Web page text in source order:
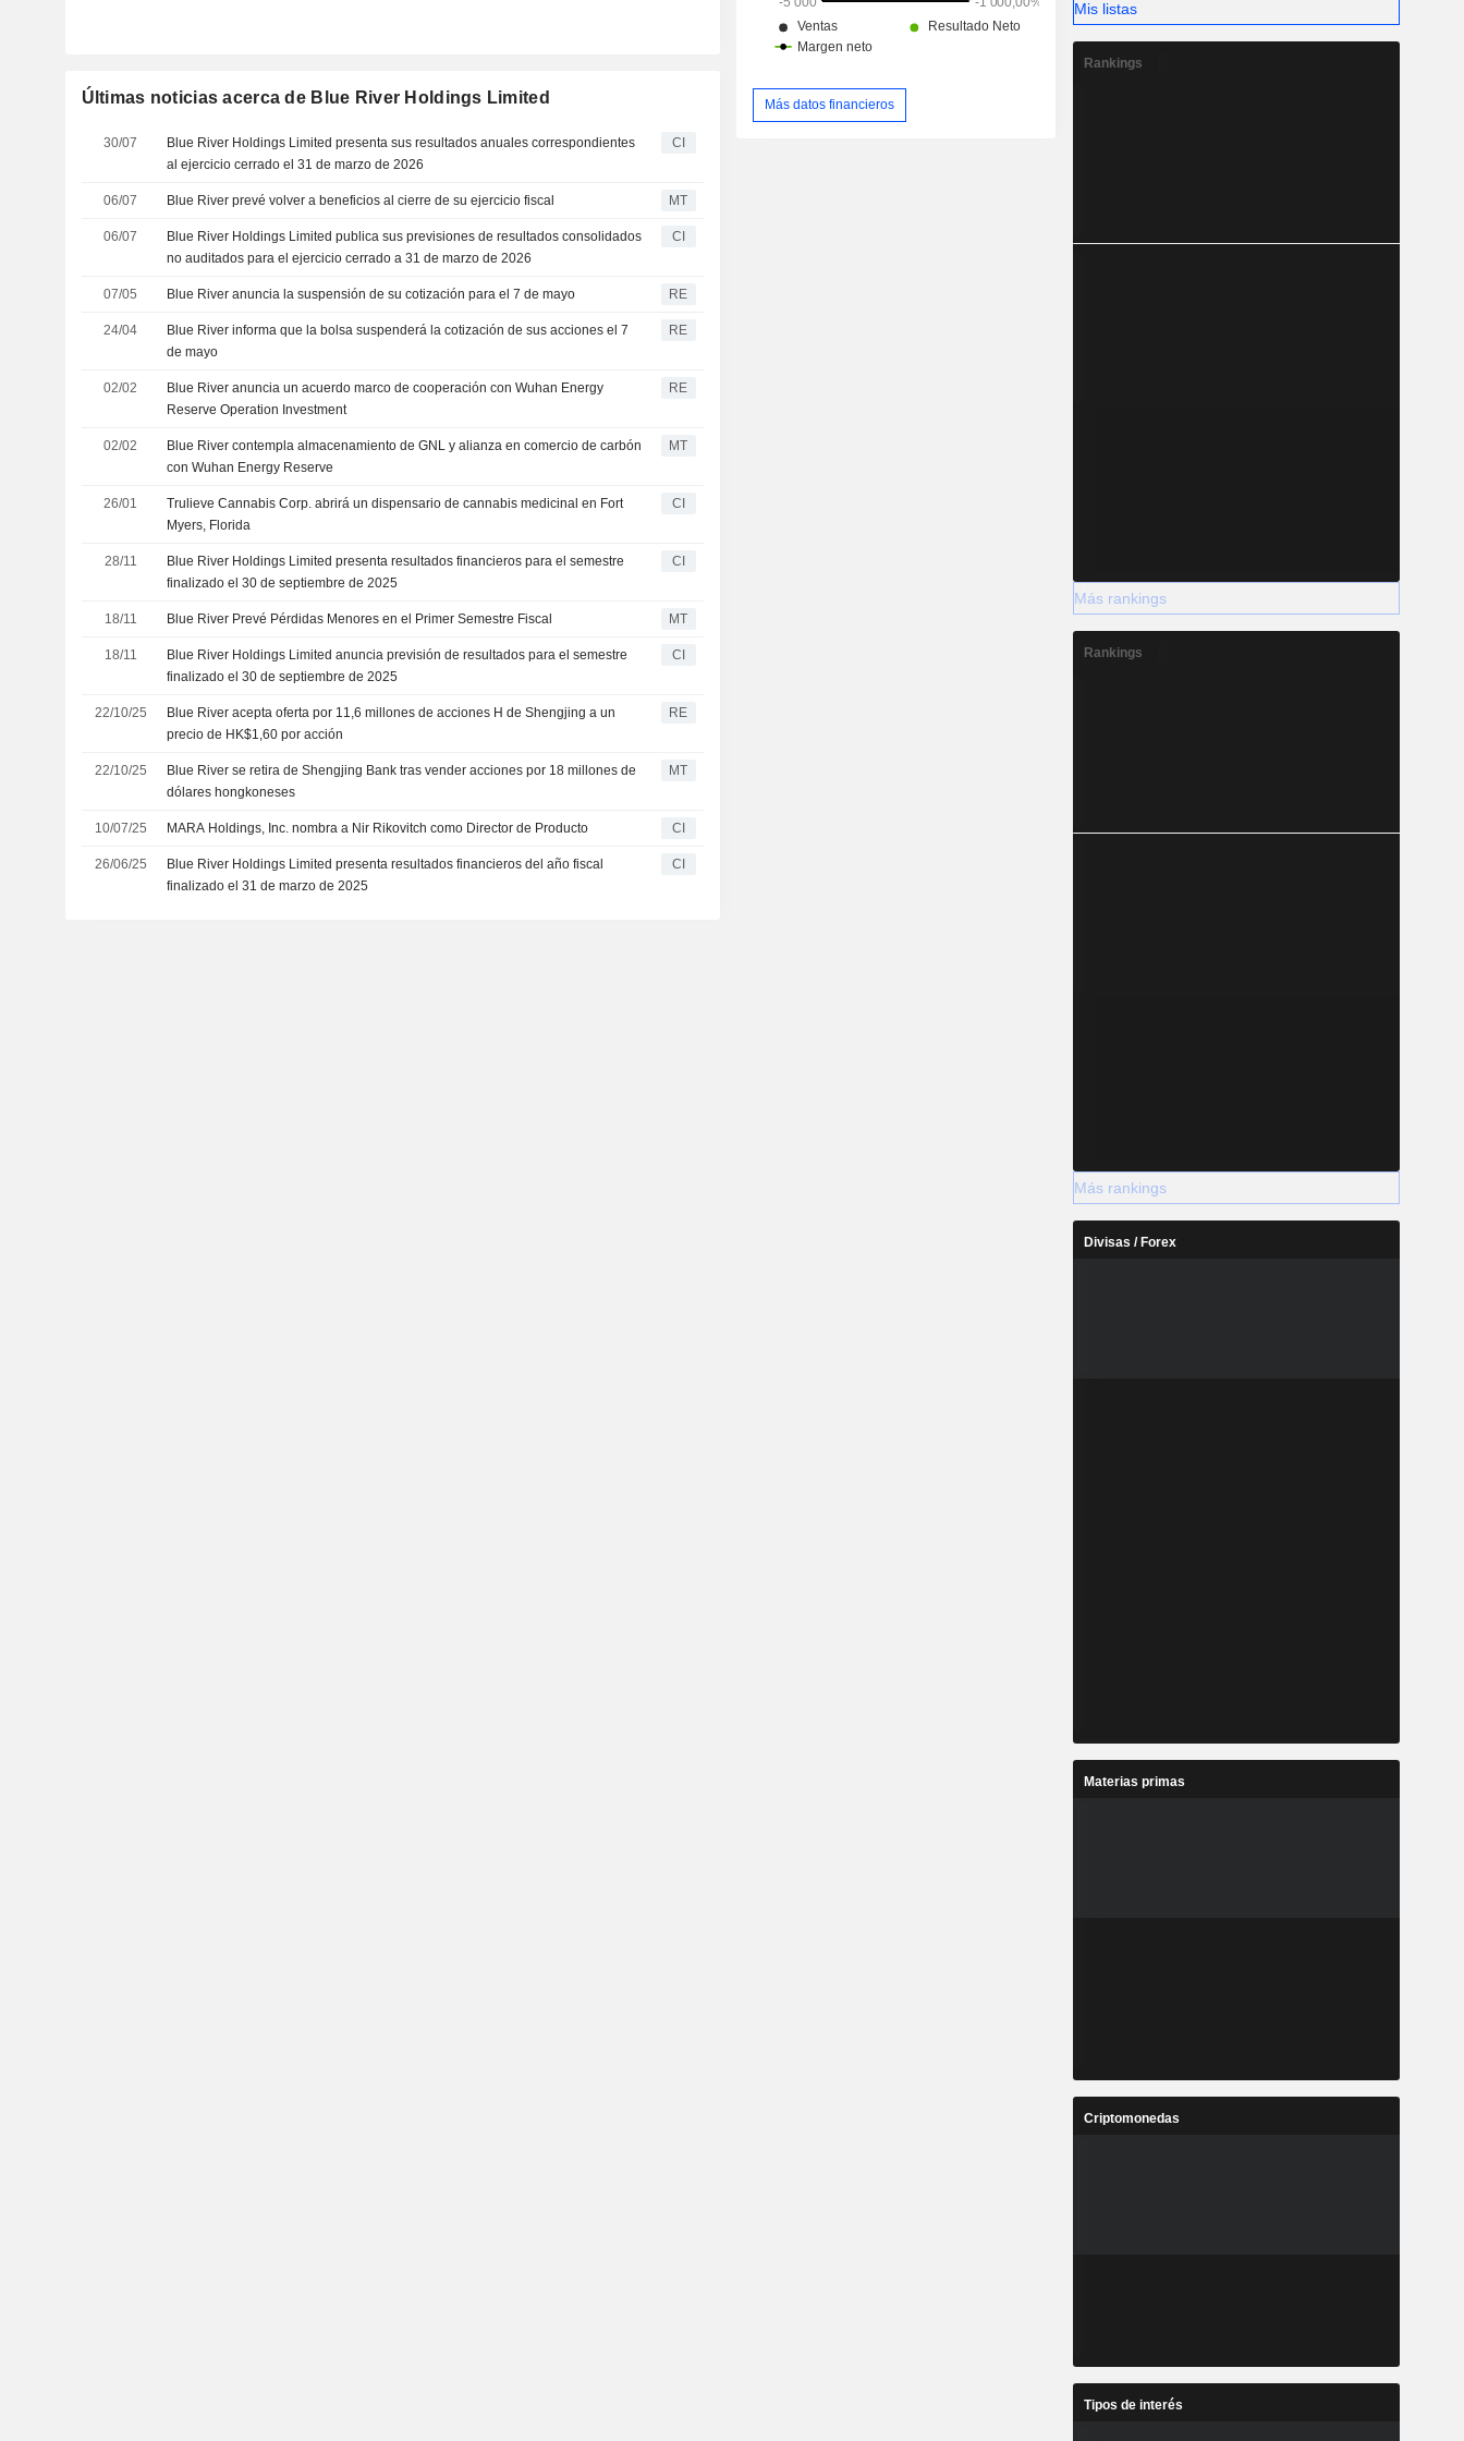
Últimas noticias acerca de Blue River Holdings Limited
30/07
Blue River Holdings Limited presenta sus resultados anuales correspondientes
al ejercicio cerrado el 31 de marzo de 2026
CI
06/07 Blue River prevé volver a beneficios al cierre de su ejercicio fiscal MT
06/07
Blue River Holdings Limited publica sus previsiones de resultados consolidados
no auditados para el ejercicio cerrado a 31 de marzo de 2026
CI
07/05 Blue River anuncia la suspensión de su cotización para el 7 de mayo RE
24/04
Blue River informa que la bolsa suspenderá la cotización de sus acciones el 7
de mayo
RE
02/02
Blue River anuncia un acuerdo marco de cooperación con Wuhan Energy
Reserve Operation Investment
RE
02/02
Blue River contempla almacenamiento de GNL y alianza en comercio de carbón
con Wuhan Energy Reserve
MT
26/01
Trulieve Cannabis Corp. abrirá un dispensario de cannabis medicinal en Fort
Myers, Florida
CI
28/11
Blue River Holdings Limited presenta resultados financieros para el semestre
finalizado el 30 de septiembre de 2025
CI
18/11 Blue River Prevé Pérdidas Menores en el Primer Semestre Fiscal MT
18/11
Blue River Holdings Limited anuncia previsión de resultados para el semestre
finalizado el 30 de septiembre de 2025
CI
22/10/25
Blue River acepta oferta por 11,6 millones de acciones H de Shengjing a un
precio de HK$1,60 por acción
RE
22/10/25
Blue River se retira de Shengjing Bank tras vender acciones por 18 millones de
dólares hongkoneses
MT
10/07/25 MARA Holdings, Inc. nombra a Nir Rikovitch como Director de Producto CI
26/06/25
Blue River Holdings Limited presenta resultados financieros del año fiscal
finalizado el 31 de marzo de 2025
CI
Más datos financieros
Mis listas
Rankings
Más rankings
Rankings
Más rankings
Divisas / Forex
Materias primas
Criptomonedas
Tipos de interés